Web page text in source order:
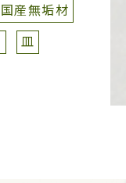
国産無垢材
皿